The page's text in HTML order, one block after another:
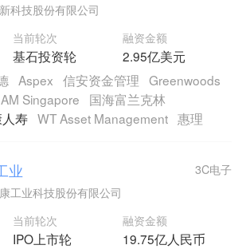
科技股份有限公司
当前轮次
基石投资轮
融资金额
2.95亿美元
Aspex 信安资金管理 Greenwoods
Singapore
国海富兰克林
寿 WT Asset Management 惠理
业
工业科技股份有限公司
当前轮次
IPO上市轮
融资金额
19.75亿人民币
3C电子